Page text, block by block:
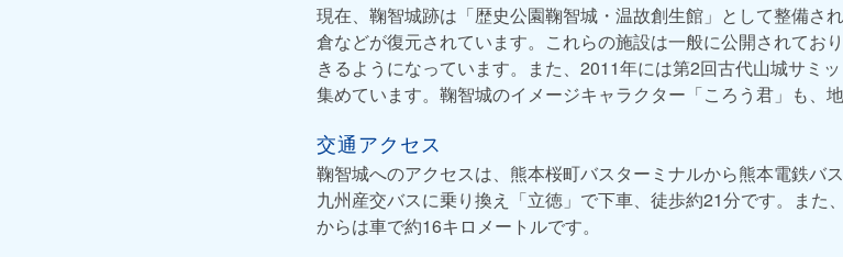
現在、鞠智城跡は「歴史公園鞠智城・温故創生館」として整備さ
倉などが復元されています。これらの施設は一般に公開されてお
きるようになっています。また、2011年には第2回古代山城サミ
集めています。鞠智城のイメージキャラクター「ころう君」も、
交通アクセス
鞠智城へのアクセスは、熊本桜町バスターミナルから熊本電鉄バ
九州産交バスに乗り換え「立徳」で下車、徒歩約21分です。また
からは車で約16キロメートルです。